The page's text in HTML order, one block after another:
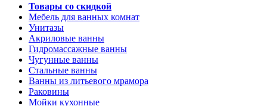
Товары со скидкой
Мебель для ванных комнат
Унитазы
Акриловые ванны
Гидромассажные ванны
Чугунные ванны
Стальные ванны
Ванны из литьевого мрамора
Раковины
Мойки кухонные